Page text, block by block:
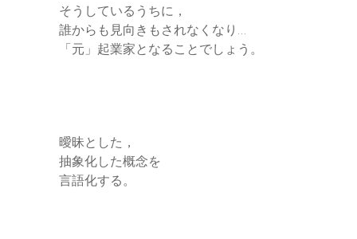
そうしているうちに，
誰からも見向きもされなくなり…
「元」起業家となることでしょう。
曖昧とした，
抽象化した概念を
言語化する。